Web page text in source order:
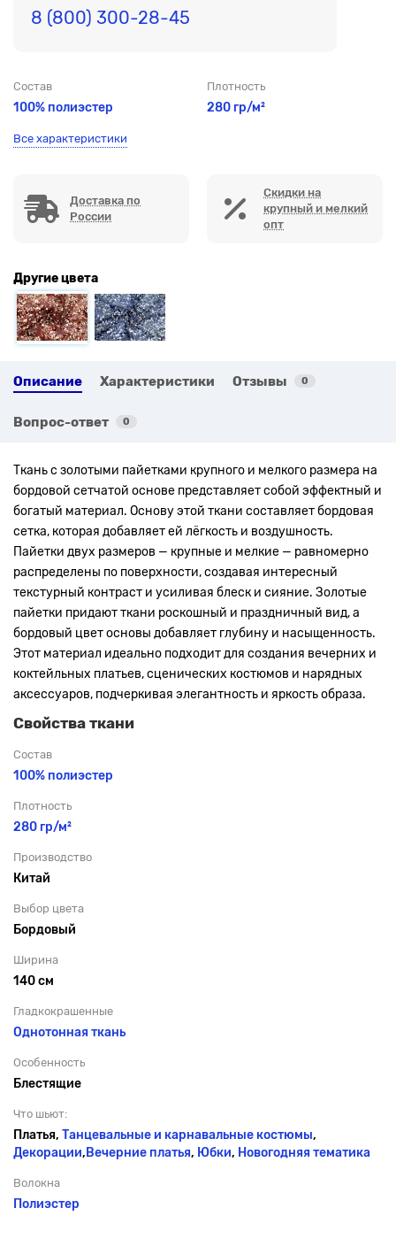
8 (800) 300-28-45
Состав
100% полиэстер
Плотность
280 гр/м²
Все характеристики
Доставка по
России
Скидки на
крупный и мелкий
опт
Другие цвета
Описание Характеристики Отзывы 0
Вопрос-ответ 0
Ткань с золотыми пайетками крупного и мелкого размера на
бордовой сетчатой основе представляет собой эффектный и
богатый материал. Основу этой ткани составляет бордовая
сетка, которая добавляет ей лёгкость и воздушность.
Пайетки двух размеров — крупные и мелкие — равномерно
распределены по поверхности, создавая интересный
текстурный контраст и усиливая блеск и сияние. Золотые
пайетки придают ткани роскошный и праздничный вид, а
бордовый цвет основы добавляет глубину и насыщенность.
Этот материал идеально подходит для создания вечерних и
коктейльных платьев, сценических костюмов и нарядных
аксессуаров, подчеркивая элегантность и яркость образа.
Свойства ткани
Состав
100% полиэстер
Плотность
280 гр/м²
Производство
Китай
Выбор цвета
Бордовый
Ширина
140 см
Гладкокрашенные
Однотонная ткань
Особенность
Блестящие
Что шьют:
Платья, Танцевальные и карнавальные костюмы,
Декорации, Вечерние платья, Юбки, Новогодняя тематика
Волокна
Полиэстер